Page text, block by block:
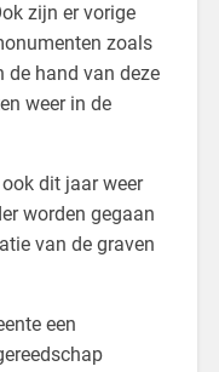
zijn er vorige
zoals
de hand van deze
weer in de
dit jaar weer
worden gegaan
van de graven
een